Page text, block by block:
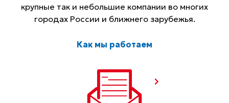
крупные так и небольшие компании во многих
городах России и ближнего зарубежья.
Как мы работаем